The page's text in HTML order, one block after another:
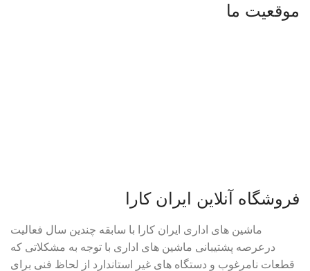
موقعیت ما
فروشگاه آنلاین ایران کارا
ماشین های اداری ایران کارا با سابقه چندین سال فعالیت
درعرصه پشتیبانی ماشین های اداری با توجه به مشکلاتی که
قطعات نامرغوب و دستگاه های غیر استاندارد از لحاظ فنی برای